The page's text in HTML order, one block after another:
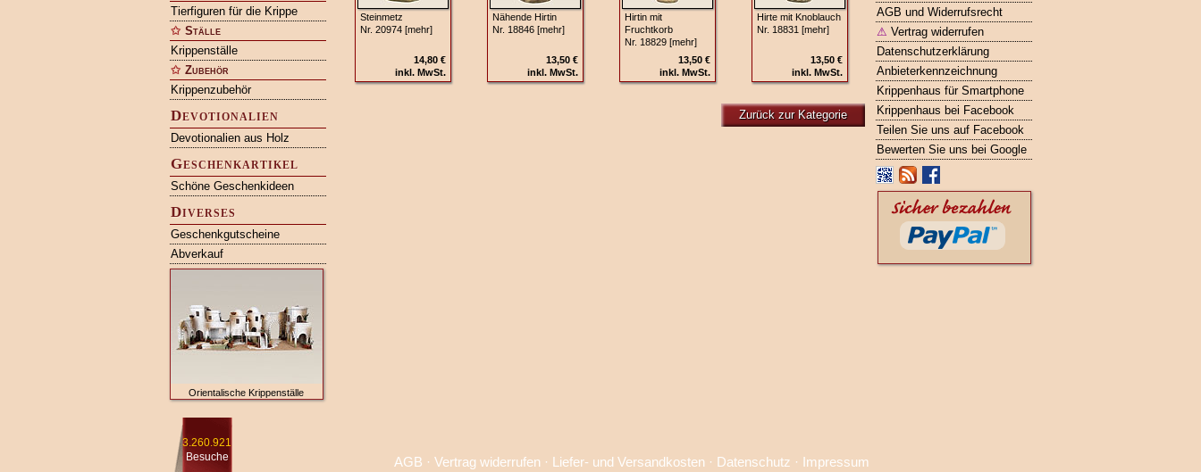
Tierfiguren für die Krippe
Ställe
Krippenställe
Zubehör
Krippenzubehör
Devotionalien
Devotionalien aus Holz
Geschenkartikel
Schöne Geschenkideen
Diverses
Geschenkgutscheine
Abverkauf
Orientalische Krippenställe
AGB und Widerrufsrecht
⚠ Vertrag widerrufen
Datenschutzerklärung
Anbieterkennzeichnung
Krippenhaus für Smartphone
Krippenhaus bei Facebook
Teilen Sie uns auf Facebook
Bewerten Sie uns bei Google
Steinmetz
Nr. 20974 [mehr]
14,80 €
inkl. MwSt.
Nähende Hirtin
Nr. 18846 [mehr]
13,50 €
inkl. MwSt.
Hirtin mit
Fruchtkorb
Nr. 18829 [mehr]
13,50 €
inkl. MwSt.
Hirte mit Knoblauch
Nr. 18831 [mehr]
13,50 €
inkl. MwSt.
Zurück zur Kategorie
3.260.921
Besuche
AGB · Vertrag widerrufen · Liefer- und Versandkosten · Datenschutz · Impressum